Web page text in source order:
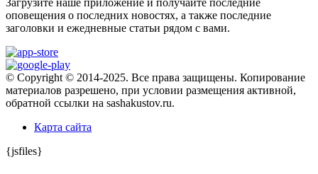
оповещения о последних новостях, а также последние
заголовки и ежедневные статьи рядом с вами.
© Copyright © 2014-2025. Все права защищены. Копирование
материалов разрешено, при условии размещения активной,
обратной ссылки на sashakustov.ru.
Карта сайта
{jsfiles}